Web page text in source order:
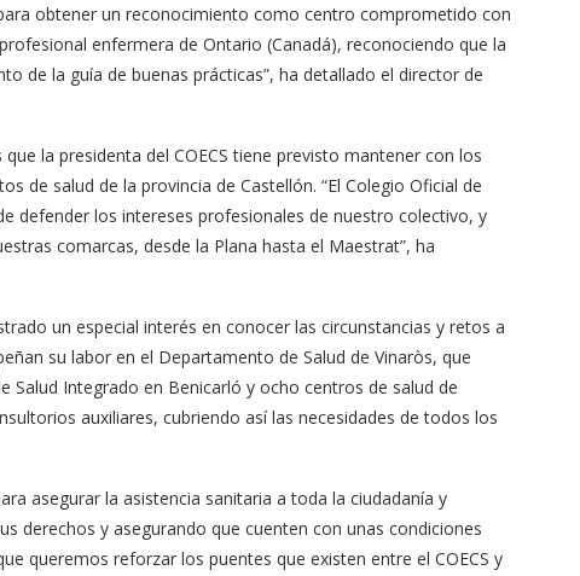
obtener un reconocimiento como centro comprometido con
enfermera de Ontario (Canadá), reconociendo que la
de la guía de buenas prácticas”, ha detallado el director de
la presidenta del COECS tiene previsto mantener con los
de salud de la provincia de Castellón. “El Colegio Oficial de
defender los intereses profesionales de nuestro colectivo, y
comarcas, desde la Plana hasta el Maestrat”, ha
un especial interés en conocer las circunstancias y retos a
su labor en el Departamento de Salud de Vinaròs, que
Integrado en Benicarló y ocho centros de salud de
auxiliares, cubriendo así las necesidades de todos los
asegurar la asistencia sanitaria a toda la ciudadanía y
derechos y asegurando que cuenten con unas condiciones
queremos reforzar los puentes que existen entre el COECS y